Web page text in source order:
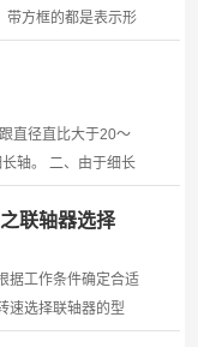
带方框的都是表示形
位公差值； ...
直径直比大于20～
轴。 二、由于细长
削力、自重和...
联轴器选择
据工作条件确定合适
速选择联轴器的型